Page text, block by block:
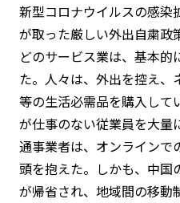
新型コロナウイルスの感染
が取った厳しい外出自粛政
どのサービス業は、基本
た。人々は、外出を控え
等の生活必需品を購入して
が仕事のない従業員を大量
通事業者は、オンラインで
頭を抱えた。しかも、中国
が帰省され、地域間の移動